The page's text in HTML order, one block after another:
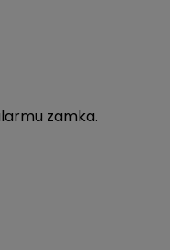
zamka.